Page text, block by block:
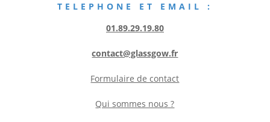
TELEPHONE ET EMAIL :
01.89.29.19.80
contact@glassgow.fr
Formulaire de contact
Qui sommes nous ?